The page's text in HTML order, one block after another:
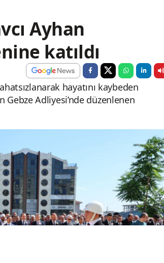
Ayhan
katıldı
hayatını kaybeden
Gebze Adliyesi’nde düzenlenen